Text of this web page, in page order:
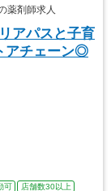
薬剤師求人
アパスと子育
アチェーン◎
可
店舗数30以上